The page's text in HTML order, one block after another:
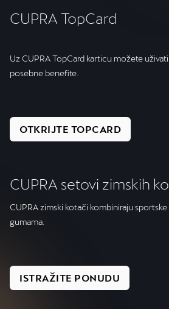
CUPRA TopCard
Uz CUPRA TopCard karticu možete
posebne benefite.
OTKRIJTE TOPCARD
CUPRA setovi zimskih
CUPRA zimski kotači kombiniraju
gumama.
ISTRAŽITE PONUDU